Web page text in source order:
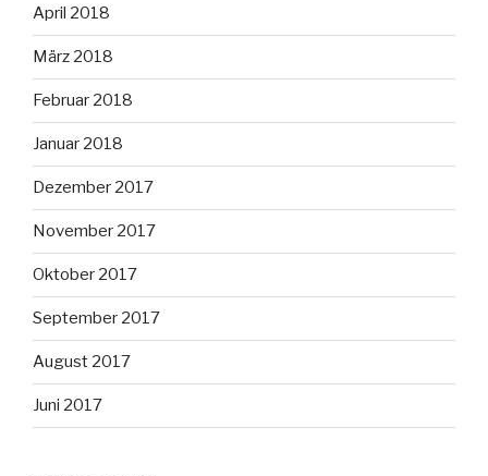
April 2018
März 2018
Februar 2018
Januar 2018
Dezember 2017
November 2017
Oktober 2017
September 2017
August 2017
Juni 2017